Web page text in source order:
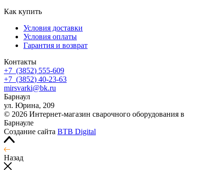
Как купить
Условия доставки
Условия оплаты
Гарантия и возврат
Контакты
+7 (3852) 555-609
+7 (3852) 40-23-63
mirsvarki@bk.ru
Барнаул
ул. Юрина, 209
© 2026 Интернет-магазин сварочного оборудования в
Барнауле
Создание сайта BTB Digital
Назад